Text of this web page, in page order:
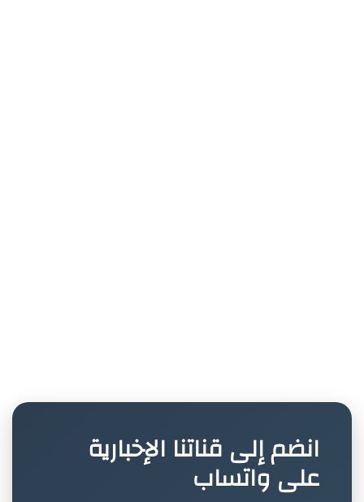
انضم إلى قناتنا الإخبارية
على واتساب